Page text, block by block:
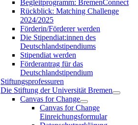
Begleitprogramm: BremenConnect
Rückblick: Matching Challenge
2024/2025
Förderin/Förderer werden
Die Stipendiat:innen des
Deutschlandstipendiums
Stipendiat werden
Förderantrag für das
Deutschlandstipendium
Stiftungsprofessuren
Die Stiftung der Universität Bremen
Canvas for Change
Canvas for Change
Einreichungsformular